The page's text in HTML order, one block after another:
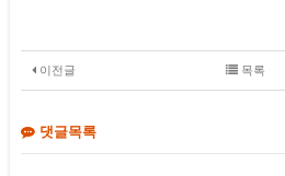
이전글 목록
댓글목록